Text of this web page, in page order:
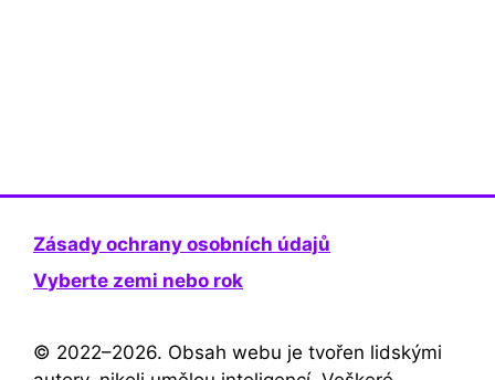
Zásady ochrany osobních údajů
Vyberte zemi nebo rok
© 2022–2026. Obsah webu je tvořen lidskými